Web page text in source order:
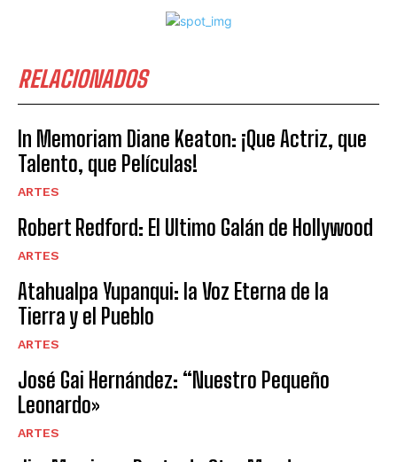
RELACIONADOS
In Memoriam Diane Keaton: ¡Que Actriz, que
Talento, que Películas!
ARTES
Robert Redford: El Ultimo Galán de Hollywood
ARTES
Atahualpa Yupanqui: la Voz Eterna de la
Tierra y el Pueblo
ARTES
José Gai Hernández: “Nuestro Pequeño
Leonardo»
ARTES